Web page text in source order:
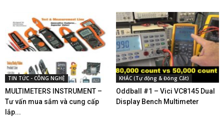
TIN TỨC - CÔNG NGHỆ
MULTIMETERS INSTRUMENT –
Tư vấn mua sắm và cung cấp
lắp...
KHÁC (Tự động & Đóng Cắt)
Oddball #1 – Vici VC8145 Dual
Display Bench Multimeter